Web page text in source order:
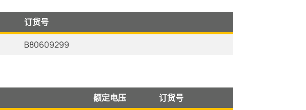
订货号
B80609299
额定电压
订货号